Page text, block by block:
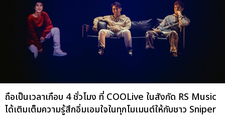
ถือเป็นเวลาเกือบ 4 ชั่วโมง ที่ COOLive ในสังกัด RS Music
ได้เติมเต็มความรู้สึกอิ่มเอมใจในทุกโมเมนต์ให้กับชาว Sniper